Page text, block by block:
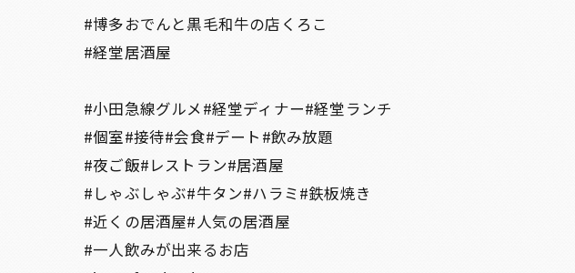
#博多おでんと黒毛和牛の店くろこ
#経堂居酒屋
#小田急線グルメ#経堂ディナー#経堂ランチ
#個室#接待#会食#デート#飲み放題
#夜ご飯#レストラン#居酒屋
#しゃぶしゃぶ#牛タン#ハラミ#鉄板焼き
#近くの居酒屋#人気の居酒屋
#一人飲みが出来るお店